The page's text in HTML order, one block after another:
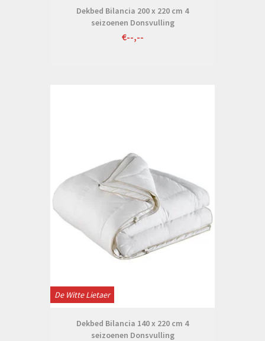
Dekbed Bilancia 200 x 220 cm 4
seizoenen Donsvulling
€--,--
De Witte Lietaer
Dekbed Bilancia 140 x 220 cm 4
seizoenen Donsvulling